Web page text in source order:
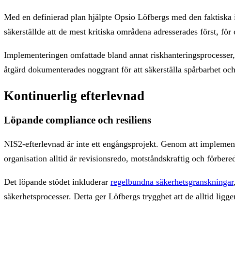
Med en definierad plan hjälpte Opsio Löfbergs med den
säkerställde att de mest kritiska områdena adresserades först,
Implementeringen omfattade bland annat
åtgärd dokumenterades noggrant för att säkerställa spårbarhet
Kontinuerlig efterlevnad
Löpande compliance och resiliens
NIS2-efterlevnad är inte ett engångsprojekt. Genom att
organisation alltid är revisionsredo, motståndskraftig och
Det löpande stödet inkluderar regelbundna säkerhetsgranskningar
säkerhetsprocesser. Detta ger Löfbergs trygghet att de alltid